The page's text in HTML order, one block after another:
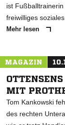
ist
freiwilliges
Mehr lesen
MAGAZIN
MIT
Tom Kankowski
des rechten